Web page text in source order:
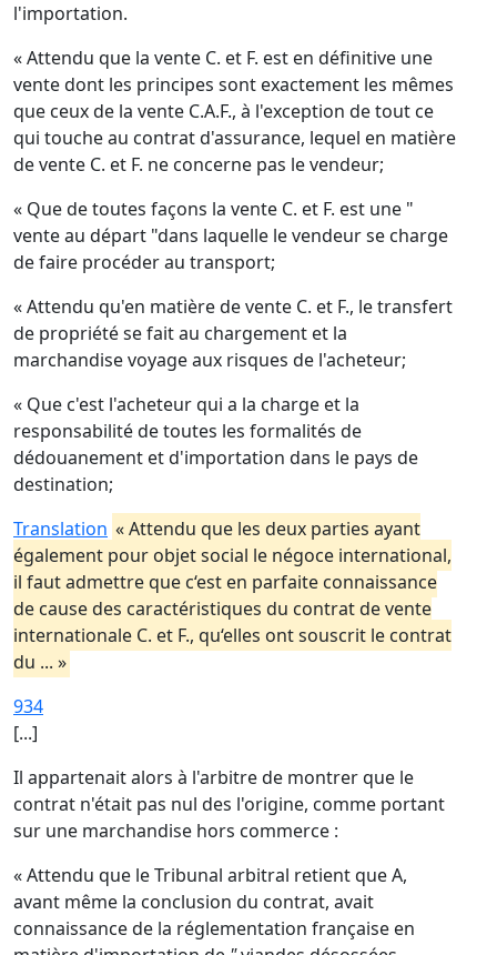
l'importation.
« Attendu que la vente C. et F. est en définitive une
vente dont les principes sont exactement les mêmes
que ceux de la vente C.A.F., à l'exception de tout ce
qui touche au contrat d'assurance, lequel en matière
de vente C. et F. ne concerne pas le vendeur;
« Que de toutes façons la vente C. et F. est une "
vente au départ "dans laquelle le vendeur se charge
de faire procéder au transport;
« Attendu qu'en matière de vente C. et F., le transfert
de propriété se fait au chargement et la
marchandise voyage aux risques de l'acheteur;
« Que c'est l'acheteur qui a la charge et la
responsabilité de toutes les formalités de
dédouanement et d'importation dans le pays de
destination;
Translation « Attendu que les deux parties ayant
également pour objet social le négoce international,
il faut admettre que c‘est en parfaite connaissance
de cause des caractéristiques du contrat de vente
internationale C. et F., qu‘elles ont souscrit le contrat
du ... »
934
[...]
Il appartenait alors à l'arbitre de montrer que le
contrat n'était pas nul des l'origine, comme portant
sur une marchandise hors commerce :
« Attendu que le Tribunal arbitral retient que A,
avant même la conclusion du contrat, avait
connaissance de la réglementation française en